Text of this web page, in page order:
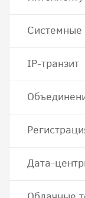
Системные
IP-транзит
Дата-